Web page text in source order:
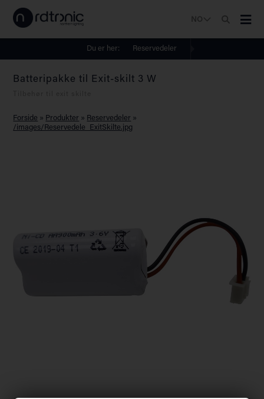
NO
Du er her: Reservedeler
Batteripakke til Exit-skilt 3 W
Forside » Produkter » Reservedeler »
/images/Reservedele_ExitSkilte.jpg